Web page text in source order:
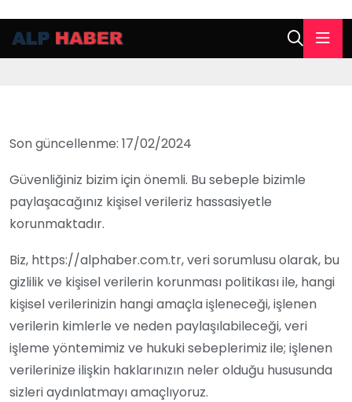
Son güncellenme: 17/02/2024
Güvenliğiniz bizim için önemli. Bu sebeple bizimle
paylaşacağınız kişisel verileriz hassasiyetle
korunmaktadır.
Biz, https://alphaber.com.tr, veri sorumlusu olarak, bu
gizlilik ve kişisel verilerin korunması politikası ile, hangi
kişisel verilerinizin hangi amaçla işleneceği, işlenen
verilerin kimlerle ve neden paylaşılabileceği, veri
işleme yöntemimiz ve hukuki sebeplerimiz ile; işlenen
verilerinize ilişkin haklarınızın neler olduğu hususunda
sizleri aydınlatmayı amaçlıyoruz.